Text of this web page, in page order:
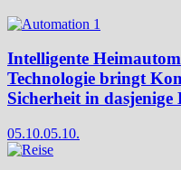
Intelligente
Technologie bringt
Sicherheit in dasjenige
05.10.05.10.